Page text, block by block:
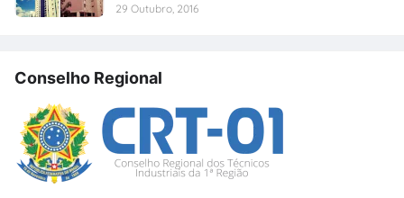
29 Outubro, 2016
Conselho Regional